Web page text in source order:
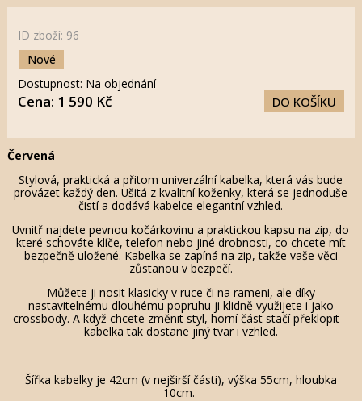
ID zboží: 96
Nové
Dostupnost: Na objednání
Cena: 1 590 Kč DO KOŠÍKU
Červená
Stylová, praktická a přitom univerzální kabelka, která vás bude
provázet každý den. Ušitá z kvalitní koženky, která se jednoduše
čistí a dodává kabelce elegantní vzhled.
Uvnitř najdete pevnou kočárkovinu a praktickou kapsu na zip, do
které schováte klíče, telefon nebo jiné drobnosti, co chcete mít
bezpečně uložené. Kabelka se zapíná na zip, takže vaše věci
zůstanou v bezpečí.
Můžete ji nosit klasicky v ruce či na rameni, ale díky
nastavitelnému dlouhému popruhu ji klidně využijete i jako
crossbody. A když chcete změnit styl, horní část stačí překlopit –
kabelka tak dostane jiný tvar i vzhled.
Šířka kabelky je 42cm (v nejširší části), výška 55cm, hloubka
10cm.